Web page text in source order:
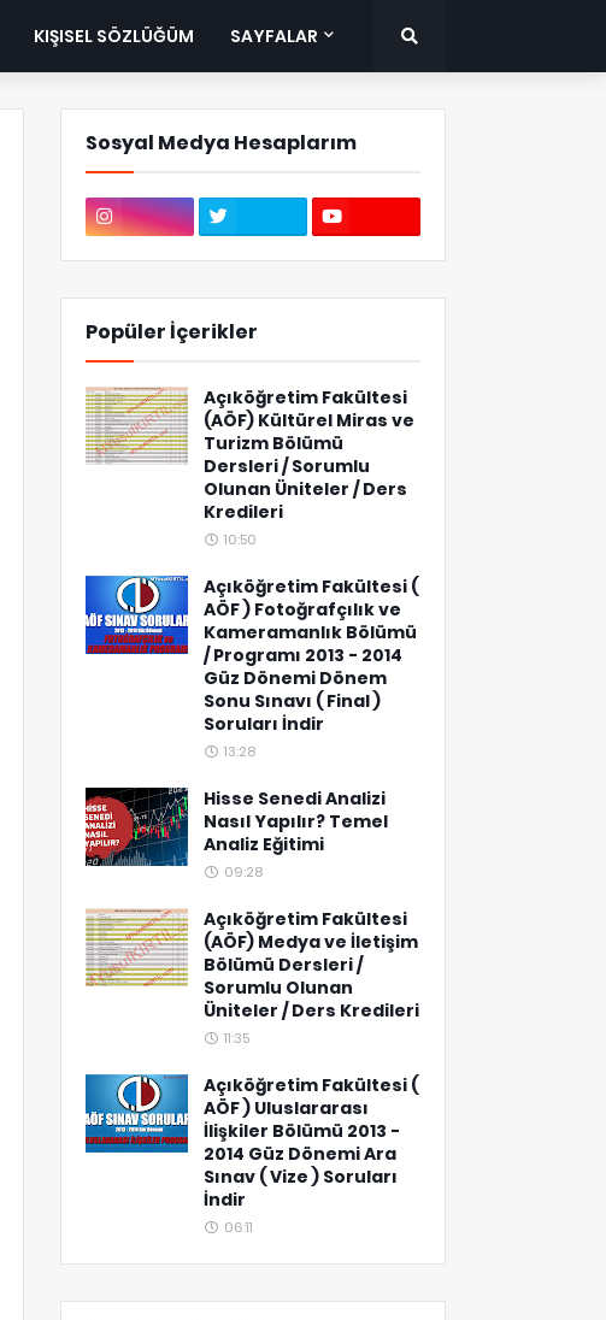
KIŞISEL SÖZLÜĞÜM SAYFALAR
Sosyal Medya Hesaplarım
Popüler İçerikler
Açıköğretim Fakültesi
(AÖF) Kültürel Miras ve
Turizm Bölümü
Dersleri / Sorumlu
Olunan Üniteler / Ders
Kredileri
10:50
Açıköğretim Fakültesi (
AÖF ) Fotoğrafçılık ve
Kameramanlık Bölümü
/ Programı 2013 - 2014
Güz Dönemi Dönem
Sonu Sınavı ( Final )
Soruları İndir
13:28
Hisse Senedi Analizi
Nasıl Yapılır? Temel
Analiz Eğitimi
09:28
Açıköğretim Fakültesi
(AÖF) Medya ve İletişim
Bölümü Dersleri /
Sorumlu Olunan
Üniteler / Ders Kredileri
11:35
Açıköğretim Fakültesi (
AÖF ) Uluslararası
İlişkiler Bölümü 2013 -
2014 Güz Dönemi Ara
Sınav ( Vize ) Soruları
İndir
06:11